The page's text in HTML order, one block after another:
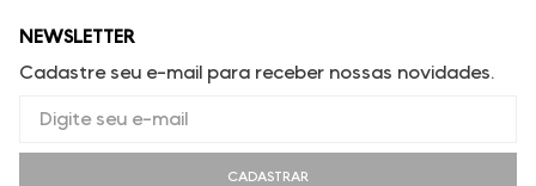
NEWSLETTER
Cadastre seu e-mail para receber nossas novidades.
CADASTRAR